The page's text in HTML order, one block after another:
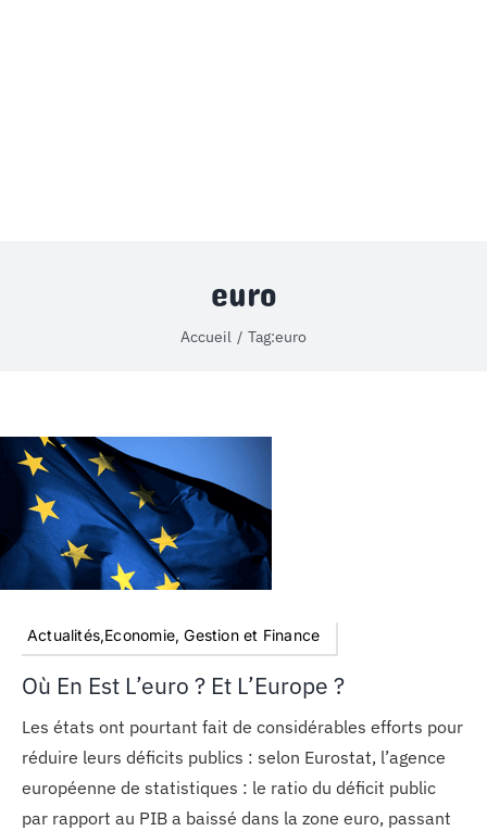
euro
Accueil Tag:euro
Actualités,Economie, Gestion et Finance
Où En Est L’euro ? Et L’Europe ?
Les états ont pourtant fait de considérables efforts pour
réduire leurs déficits publics : selon Eurostat, l’agence
européenne de statistiques : le ratio du déficit public
par rapport au PIB a baissé dans la zone euro, passant